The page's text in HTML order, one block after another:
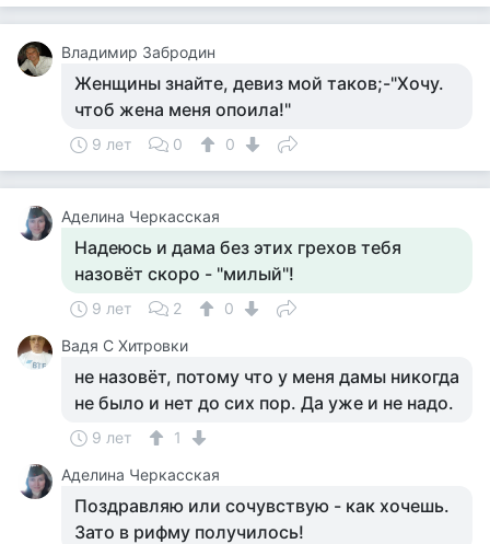
Владимир Забродин
Женщины знайте, девиз мой таков;-"Хочу.
чтоб жена меня опоила!"
9 лет 0 0
Аделина Черкасская
Надеюсь и дама без этих грехов тебя
назовёт скоро - "милый"!
9 лет 2
0
Вадя С Хитровки
не назовёт, потому что у меня дамы никогда
не было и нет до сих пор. Да уже и не надо.
9 лет
1
Аделина Черкасская
Поздравляю или сочувствую - как хочешь.
Зато в рифму получилось!